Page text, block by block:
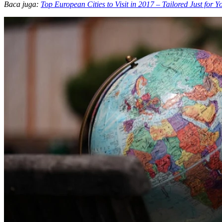
Baca juga: Top European Cities to Visit in 2017 – Tailored Just for